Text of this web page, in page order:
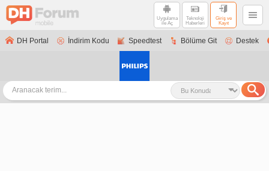
Uygulama
ile Aç
Teknoloji
Haberleri
Giriş ve
Kayıt
DH Portal İndirim Kodu Speedtest Bölüme Git Destek